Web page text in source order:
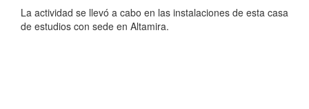
La actividad se llevó a cabo en las instalaciones de esta casa
de estudios con sede en Altamira.